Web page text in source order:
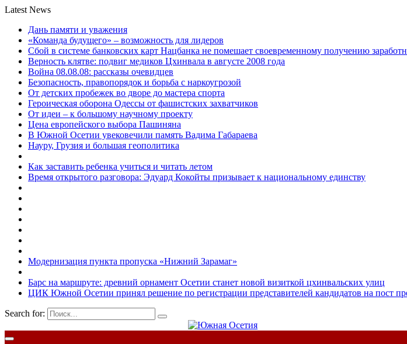
Latest News
Дань памяти и уважения
«Команда будущего» – возможность для лидеров
Сбой в системе банковских карт Нацбанка не помешает своевременному получению
Верность клятве: подвиг медиков Цхинвала в августе 2008 года
Война 08.08.08: рассказы очевидцев
Безопасность, правопорядок и борьба с наркоугрозой
От детских пробежек во дворе до мастера спорта
Героическая оборона Одессы от фашистских захватчиков
От идеи – к большому научному проекту
Цена европейского выбора Пашиняна
В Южной Осетии увековечили память Вадима Габараева
Науру, Грузия и большая геополитика
Как заставить ребенка учиться и читать летом
Время открытого разговора: Эдуард Кокойты призывает к национальному единству
Модернизация пункта пропуска «Нижний Зарамаг»
Барс на маршруте: древний орнамент Осетии станет новой визиткой цхинвальских улиц
ЦИК Южной Осетии принял решение по регистрации представителей кандидатов на пост
Search for: